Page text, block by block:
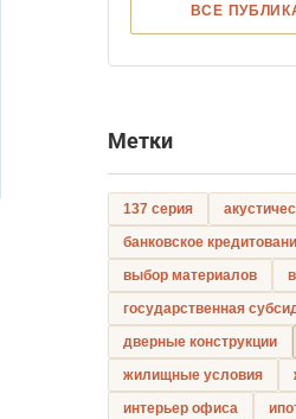
ВСЕ
Метки
137 серия
банковское
выбор материалов
государственная
дверные конструкции
жилищные условия
интерьер офиса